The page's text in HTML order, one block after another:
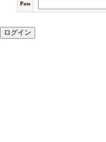
Pass